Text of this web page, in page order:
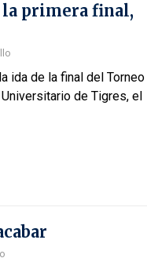
la primera final,
ida de la final del Torneo
de Tigres, el